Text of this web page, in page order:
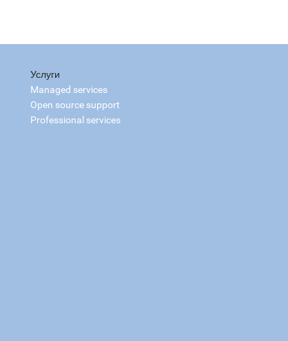
Услуги
Managed services
Open source support
Professional services